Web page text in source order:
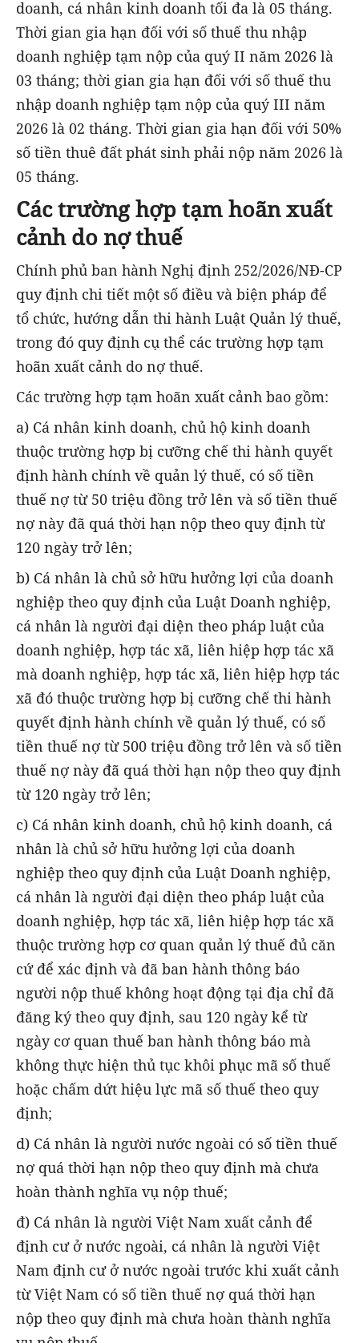
doanh, cá nhân kinh doanh tối đa là 05 tháng.
Thời gian gia hạn đối với số thuế thu nhập
doanh nghiệp tạm nộp của quý II năm 2026 là
03 tháng; thời gian gia hạn đối với số thuế thu
nhập doanh nghiệp tạm nộp của quý III năm
2026 là 02 tháng. Thời gian gia hạn đối với 50%
số tiền thuê đất phát sinh phải nộp năm 2026 là
05 tháng.
Các trường hợp tạm hoãn xuất
cảnh do nợ thuế
Chính phủ ban hành Nghị định 252/2026/NĐ-CP
quy định chi tiết một số điều và biện pháp để
tổ chức, hướng dẫn thi hành Luật Quản lý thuế,
trong đó quy định cụ thể các trường hợp tạm
hoãn xuất cảnh do nợ thuế.
Các trường hợp tạm hoãn xuất cảnh bao gồm:
a) Cá nhân kinh doanh, chủ hộ kinh doanh
thuộc trường hợp bị cưỡng chế thi hành quyết
định hành chính về quản lý thuế, có số tiền
thuế nợ từ 50 triệu đồng trở lên và số tiền thuế
nợ này đã quá thời hạn nộp theo quy định từ
120 ngày trở lên;
b) Cá nhân là chủ sở hữu hưởng lợi của doanh
nghiệp theo quy định của Luật Doanh nghiệp,
cá nhân là người đại diện theo pháp luật của
doanh nghiệp, hợp tác xã, liên hiệp hợp tác xã
mà doanh nghiệp, hợp tác xã, liên hiệp hợp tác
xã đó thuộc trường hợp bị cưỡng chế thi hành
quyết định hành chính về quản lý thuế, có số
tiền thuế nợ từ 500 triệu đồng trở lên và số tiền
thuế nợ này đã quá thời hạn nộp theo quy định
từ 120 ngày trở lên;
c) Cá nhân kinh doanh, chủ hộ kinh doanh, cá
nhân là chủ sở hữu hưởng lợi của doanh
nghiệp theo quy định của Luật Doanh nghiệp,
cá nhân là người đại diện theo pháp luật của
doanh nghiệp, hợp tác xã, liên hiệp hợp tác xã
thuộc trường hợp cơ quan quản lý thuế đủ căn
cứ để xác định và đã ban hành thông báo
người nộp thuế không hoạt động tại địa chỉ đã
đăng ký theo quy định, sau 120 ngày kể từ
ngày cơ quan thuế ban hành thông báo mà
không thực hiện thủ tục khôi phục mã số thuế
hoặc chấm dứt hiệu lực mã số thuế theo quy
định;
d) Cá nhân là người nước ngoài có số tiền thuế
nợ quá thời hạn nộp theo quy định mà chưa
hoàn thành nghĩa vụ nộp thuế;
đ) Cá nhân là người Việt Nam xuất cảnh để
định cư ở nước ngoài, cá nhân là người Việt
Nam định cư ở nước ngoài trước khi xuất cảnh
từ Việt Nam có số tiền thuế nợ quá thời hạn
nộp theo quy định mà chưa hoàn thành nghĩa